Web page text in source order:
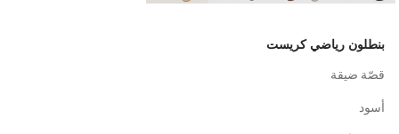
بنطلون رياضي كريست
قصّة ضيقة
أسود